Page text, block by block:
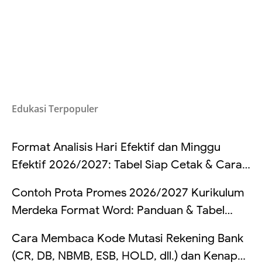
Edukasi Terpopuler
Format Analisis Hari Efektif dan Minggu
Efektif 2026/2027: Tabel Siap Cetak & Cara
Contoh Prota Promes 2026/2027 Kurikulum
Merdeka Format Word: Panduan & Tabel
Cara Membaca Kode Mutasi Rekening Bank
(CR, DB, NBMB, ESB, HOLD, dll.) dan Kenapa